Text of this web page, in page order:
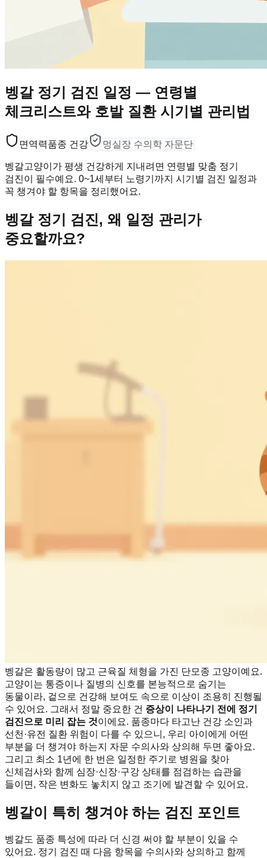
벵갈 정기 검진 일정 — 연령별
체크리스트와 호발 질환 시기별 관리법
면역력품종 건강 멍실장 수의학 자문단
벵갈고양이가 평생 건강하게 지내려면 연령별 맞춤 정기
검진이 필수예요. 0~1세부터 노령기까지 시기별 검진 일정과
꼭 챙겨야 할 항목을 정리했어요.
벵갈 정기 검진, 왜 일정 관리가
중요할까요?
벵갈은 활동량이 많고 근육질 체형을 가진 단모종 고양이예요.
고양이는 통증이나 질병의 신호를 본능적으로 숨기는
동물이라, 겉으로 건강해 보여도 속으로 이상이 조용히 진행될
수 있어요. 그래서 정말 중요한 건 증상이 나타나기 전에 정기
검진으로 미리 잡는 것이에요. 품종마다 타고난 건강 소인과
선천·유전 질환 위험이 다를 수 있으니, 우리 아이에게 어떤
부분을 더 챙겨야 하는지 자문 수의사와 상의해 두면 좋아요.
그리고 최소 1년에 한 번은 일정한 주기로 병원을 찾아
신체검사와 함께 심장·신장·구강 상태를 점검하는 습관을
들이면, 작은 변화도 놓치지 않고 조기에 발견할 수 있어요.
벵갈이 특히 챙겨야 하는 검진 포인트
벵갈도 품종 특성에 따라 더 신경 써야 할 부분이 있을 수
있어요. 정기 검진 때 다음 항목을 수의사와 상의하고 함께